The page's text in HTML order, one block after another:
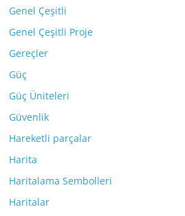
Genel Çeşitli
Genel Çeşitli Proje
Gereçler
Güç
Güç Üniteleri
Güvenlik
Hareketli parçalar
Harita
Haritalama Sembolleri
Haritalar